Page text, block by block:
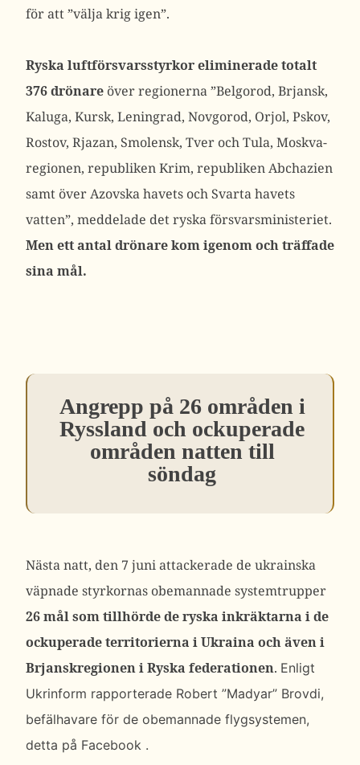
för att ”välja krig igen”.
Ryska luftförsvarsstyrkor eliminerade totalt
376 drönare över regionerna ”Belgorod, Brjansk,
Kaluga, Kursk, Leningrad, Novgorod, Orjol, Pskov,
Rostov, Rjazan, Smolensk, Tver och Tula, Moskva-
regionen, republiken Krim, republiken Abchazien
samt över Azovska havets och Svarta havets
vatten”, meddelade det ryska försvarsministeriet.
Men ett antal drönare kom igenom och träffade
sina mål.
Angrepp på 26 områden i
Ryssland och ockuperade
områden natten till
söndag
Nästa natt, den 7 juni attackerade de ukrainska
väpnade styrkornas obemannade systemtrupper
26 mål som tillhörde de ryska inkräktarna i de
ockuperade territorierna i Ukraina och även i
Brjanskregionen i Ryska federationen. Enligt
Ukrinform rapporterade Robert ”Madyar” Brovdi,
befälhavare för de obemannade flygsystemen,
detta på Facebook .